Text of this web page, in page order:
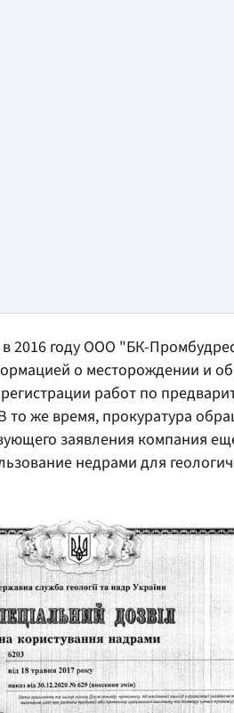
в 2016 году ООО "БК-
о месторождении и
работ по
то же время, прокуратура
заявления компания
недрами для